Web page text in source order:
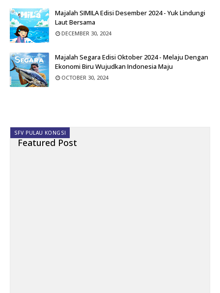
Majalah SIMILA Edisi Desember 2024 - Yuk Lindungi
Laut Bersama
DECEMBER 30, 2024
Majalah Segara Edisi Oktober 2024 - Melaju Dengan
Ekonomi Biru Wujudkan Indonesia Maju
OCTOBER 30, 2024
Featured Post
SFV PULAU KONGSI